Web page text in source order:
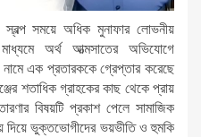
স্বল্প সময়ে অধিক মুনাফার লোভনীয়
অর্থ আত্মসাতের অভিযোগে
নামে এক প্রতারককে গ্রেপ্তার করেছে
শতাধিক গ্রাহকের কাছ থেকে প্রায়
বিষয়টি প্রকাশ পেলে সামাজিক
দিয়ে ভুক্তভোগীদের ভয়ভীতি ও হুমকি